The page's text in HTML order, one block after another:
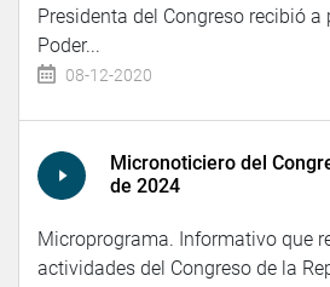
Presidenta del Congreso recibió a
Poder...
08-12-2020
Micronoticiero del
de 2024
Microprograma. Informativo que
actividades del Congreso de la